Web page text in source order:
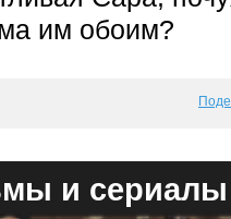
им обоим?
и сериалы